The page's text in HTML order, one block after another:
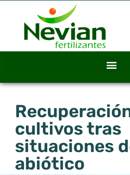
cultivos tras
situaciones
abiótico